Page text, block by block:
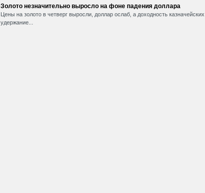
Золото незначительно выросло на фоне падения доллара
Цены на золото в четверг выросли, доллар ослаб, а доходность
удержание...